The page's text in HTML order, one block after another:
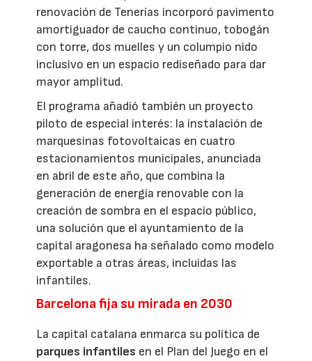
renovación de Tenerías incorporó pavimento
amortiguador de caucho continuo, tobogán
con torre, dos muelles y un columpio nido
inclusivo en un espacio rediseñado para dar
mayor amplitud.
El programa añadió también un proyecto
piloto de especial interés: la instalación de
marquesinas fotovoltaicas en cuatro
estacionamientos municipales, anunciada
en abril de este año, que combina la
generación de energía renovable con la
creación de sombra en el espacio público,
una solución que el ayuntamiento de la
capital aragonesa ha señalado como modelo
exportable a otras áreas, incluidas las
infantiles.
Barcelona fija su mirada en 2030
La capital catalana enmarca su política de
parques infantiles en el Plan del Juego en el